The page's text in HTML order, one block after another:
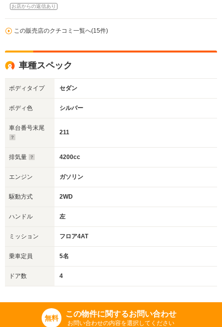
お店からの返信あり
この販売店のクチコミ一覧へ(15件)
車種スペック
ボディタイプ セダン
ボディ色 シルバー
車台番号末尾
211
排気量 4200cc
エンジン ガソリン
駆動方式 2WD
ハンドル 左
ミッション フロア4AT
乗車定員 5名
ドア数 4
無料 この物件に関するお問い合わせ
お問い合わせの内容を選択してください